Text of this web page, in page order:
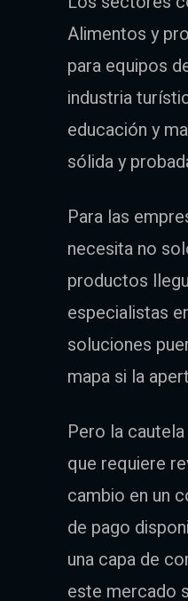
Alimentos y
para equipos
industria
educación y
sólida y
Para las
necesita no
productos
especialistas
soluciones
mapa si la
Pero la
que requiere
cambio en un
de pago
una capa de
este mercado